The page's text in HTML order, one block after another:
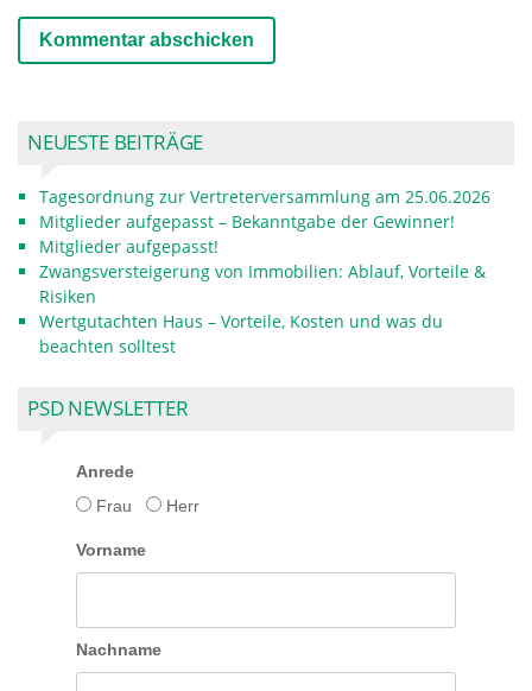
NEUESTE BEITRÄGE
Tagesordnung zur Vertreterversammlung am 25.06.2026
Mitglieder aufgepasst – Bekanntgabe der Gewinner!
Mitglieder aufgepasst!
Zwangsversteigerung von Immobilien: Ablauf, Vorteile &
Risiken
Wertgutachten Haus – Vorteile, Kosten und was du
beachten solltest
PSD NEWSLETTER
Anrede
Frau
Herr
Vorname
Nachname